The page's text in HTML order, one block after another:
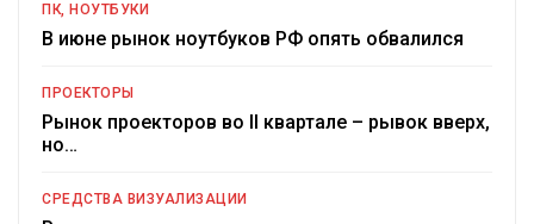
ПК, НОУТБУКИ
В июне рынок ноутбуков РФ опять обвалился
ПРОЕКТОРЫ
Рынок проекторов во II квартале – рывок вверх,
но…
СРЕДСТВА ВИЗУАЛИЗАЦИИ